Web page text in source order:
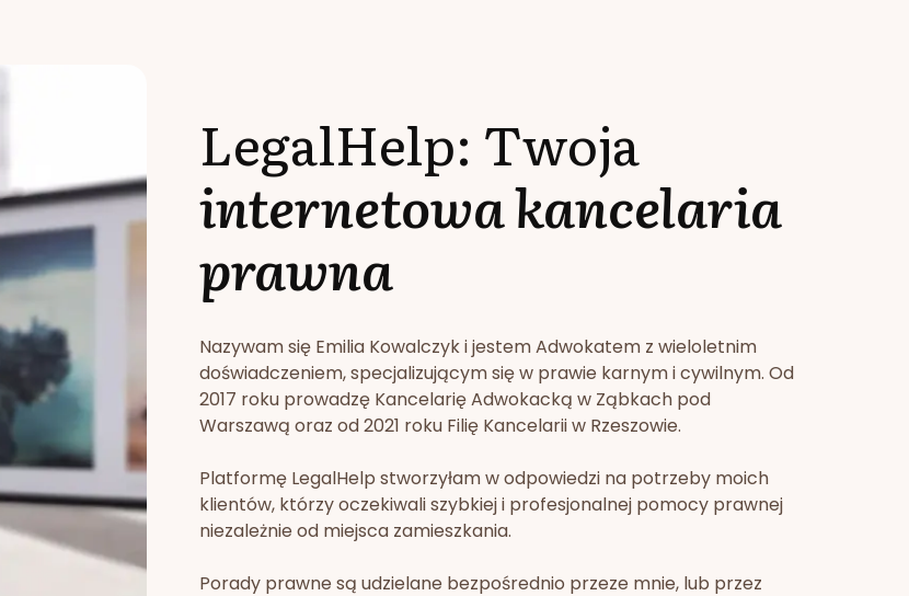
LegalHelp: Twoja
internetowa kancelaria
prawna
Nazywam się Emilia Kowalczyk i jestem Adwokatem z wieloletnim
doświadczeniem, specjalizującym się w prawie karnym i cywilnym. Od
2017 roku prowadzę Kancelarię Adwokacką w Ząbkach pod
Warszawą oraz od 2021 roku Filię Kancelarii w Rzeszowie.
Platformę LegalHelp stworzyłam w odpowiedzi na potrzeby moich
klientów, którzy oczekiwali szybkiej i profesjonalnej pomocy prawnej
niezależnie od miejsca zamieszkania.
Porady prawne są udzielane bezpośrednio przeze mnie, lub przez